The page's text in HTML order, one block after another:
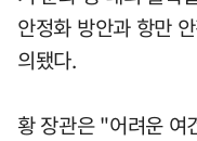
안정화 방안과 항만
의됐다.
황 장관은 "어려운 여